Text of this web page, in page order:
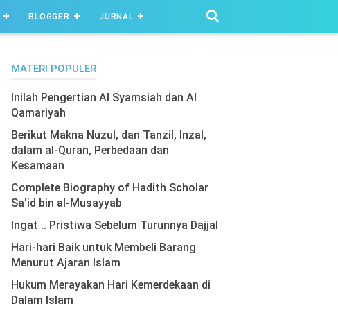
BLOGGER JURNAL
MATERI POPULER
Inilah Pengertian Al Syamsiah dan Al
Qamariyah
Berikut Makna Nuzul, dan Tanzil, Inzal,
dalam al-Quran, Perbedaan dan
Kesamaan
Complete Biography of Hadith Scholar
Sa'id bin al-Musayyab
Ingat .. Pristiwa Sebelum Turunnya Dajjal
Hari-hari Baik untuk Membeli Barang
Menurut Ajaran Islam
Hukum Merayakan Hari Kemerdekaan di
Dalam Islam